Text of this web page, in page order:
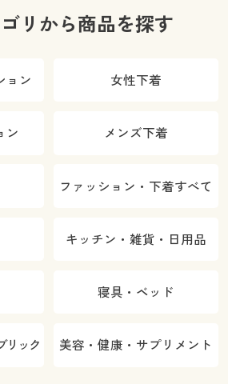
リから商品を探す
ョン 女性下着
ン メンズ下着
ファッション・下着すべて
キッチン・雑貨・日用品
寝具・ベッド
リック 美容・健康・サプリメント